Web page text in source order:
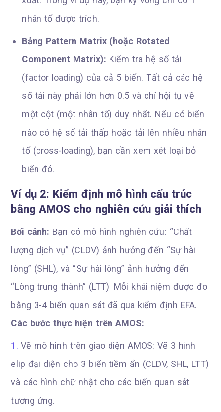
nhân tố được trích.
Bảng Pattern Matrix (hoặc Rotated
Component Matrix): Kiểm tra hệ số tải
(factor loading) của cả 5 biến. Tất cả các hệ
số tải này phải lớn hơn 0.5 và chỉ hội tụ về
một cột (một nhân tố) duy nhất. Nếu có biến
nào có hệ số tải thấp hoặc tải lên nhiều nhân
tố (cross-loading), bạn cần xem xét loại bỏ
biến đó.
Ví dụ 2: Kiểm định mô hình cấu trúc
bằng AMOS cho nghiên cứu giải thích
Bối cảnh: Bạn có mô hình nghiên cứu: “Chất
lượng dịch vụ” (CLDV) ảnh hưởng đến “Sự hài
lòng” (SHL), và “Sự hài lòng” ảnh hưởng đến
“Lòng trung thành” (LTT). Mỗi khái niệm được đo
bằng 3-4 biến quan sát đã qua kiểm định EFA.
Các bước thực hiện trên AMOS:
Vẽ mô hình trên giao diện AMOS: Vẽ 3 hình
elip đại diện cho 3 biến tiềm ẩn (CLDV, SHL, LTT)
và các hình chữ nhật cho các biến quan sát
tương ứng.